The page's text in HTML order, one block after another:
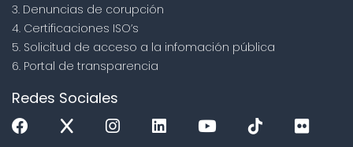
3. Denuncias de corupción
4. Certificaciones ISO’s
5. Solicitud de acceso a la infomación pública
6. Portal de transparencia
Redes Sociales